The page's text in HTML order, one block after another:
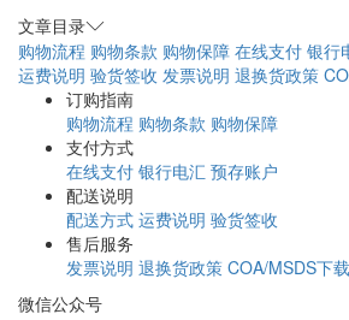
文章目录
购物流程 购物条款 购物保障 在线支付 银行
运费说明 验货签收 发票说明 退换货政策
订购指南
购物流程 购物条款 购物保障
支付方式
在线支付 银行电汇 预存账户
配送说明
配送方式 运费说明 验货签收
售后服务
发票说明 退换货政策 COA/MSDS下载
微信公众号